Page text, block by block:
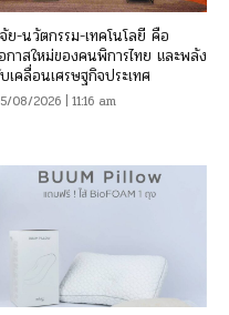
ย-นวัตกรรม-เทคโนโลยี คือ
กาสใหม่ของคนพิการไทย และพลัง
เคลื่อนเศรษฐกิจประเทศ
08/2026 | 11:16 am